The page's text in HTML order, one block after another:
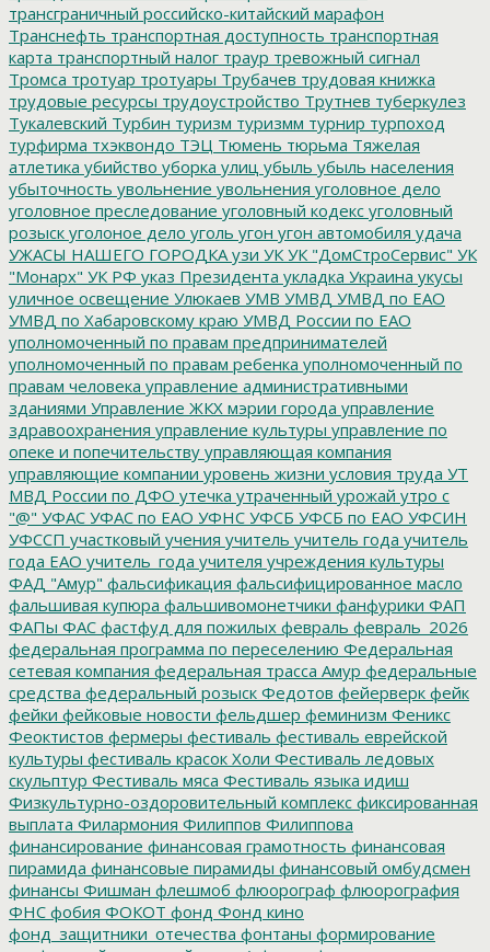
трансграничный российско-китайский марафон
Транснефть транспортная доступность транспортная
карта транспортный налог траур тревожный сигнал
Тромса тротуар тротуары Трубачев трудовая книжка
трудовые ресурсы трудоустройство Трутнев туберкулез
Тукалевский Турбин туризм туризмм турнир турпоход
турфирма тхэквондо ТЭЦ Тюмень тюрьма Тяжелая
атлетика убийство уборка улиц убыль убыль населения
убыточность увольнение увольнения уголовное дело
уголовное преследование уголовный кодекс уголовный
розыск уголоное дело уголь угон угон автомобиля удача
УЖАСЫ НАШЕГО ГОРОДКА узи УК УК "ДомСтроСервис" УК
"Монарх" УК РФ указ Президента укладка Украина укусы
уличное освещение Улюкаев УМВ УМВД УМВД по ЕАО
УМВД по Хабаровскому краю УМВД России по ЕАО
уполномоченный по правам предпринимателей
уполномоченный по правам ребенка уполномоченный по
правам человека управление административными
зданиями Управление ЖКХ мэрии города управление
здравоохранения управление культуры управление по
опеке и попечительству управляющая компания
управляющие компании уровень жизни условия труда УТ
МВД России по ДФО утечка утраченный урожай утро с
"@" УФАС УФАС по ЕАО УФНС УФСБ УФСБ по ЕАО УФСИН
УФССП участковый учения учитель учитель года учитель
года ЕАО учитель_года учителя учреждения культуры
ФАД "Амур" фальсификация фальсифицированное масло
фальшивая купюра фальшивомонетчики фанфурики ФАП
ФАПы ФАС фастфуд для пожилых февраль февраль_2026
федеральная программа по переселению Федеральная
сетевая компания федеральная трасса Амур федеральные
средства федеральный розыск Федотов фейерверк фейк
фейки фейковые новости фельдшер феминизм Феникс
Феоктистов фермеры фестиваль фестиваль еврейской
культуры фестиваль красок Холи Фестиваль ледовых
скульптур Фестиваль мяса Фестиваль языка идиш
Физкультурно-оздоровительный комплекс фиксированная
выплата Филармония Филиппов Филиппова
финансирование финансовая грамотность финансовая
пирамида финансовые пирамиды финансовый омбудсмен
финансы Фишман флешмоб флюорограф флюорография
ФНС фобия ФОКОТ фонд Фонд кино
фонд_защитники_отечества фонтаны формирование